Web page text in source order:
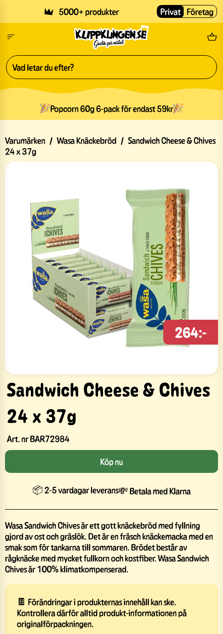
5000+ produkter Fri
Privat Företag
Popcorn 60g 6-pack för endast 59kr
Varumärken / Wasa Knäckebröd / Sandwich Cheese & Chives
24 x 37g
Sandwich Cheese & Chives
24 x 37g
Art. nrBAR72984
264:-
Köp nu
📦 2-5 vardagar leverans💸 Betala med Klarna
Wasa Sandwich Chives är ett gott knäckebröd med fyllning
gjord av ost och gräslök. Det är en fräsch knäckemacka med en
smak som för tankarna till sommaren. Brödet består av
rågknäcke med mycket fullkorn och kostfiber. Wasa Sandwich
Chives är 100% klimatkompenserad.
🍫 Förändringar i produkternas innehåll kan ske.
Kontrollera därför alltid produkt-informationen på
originalförpackningen.